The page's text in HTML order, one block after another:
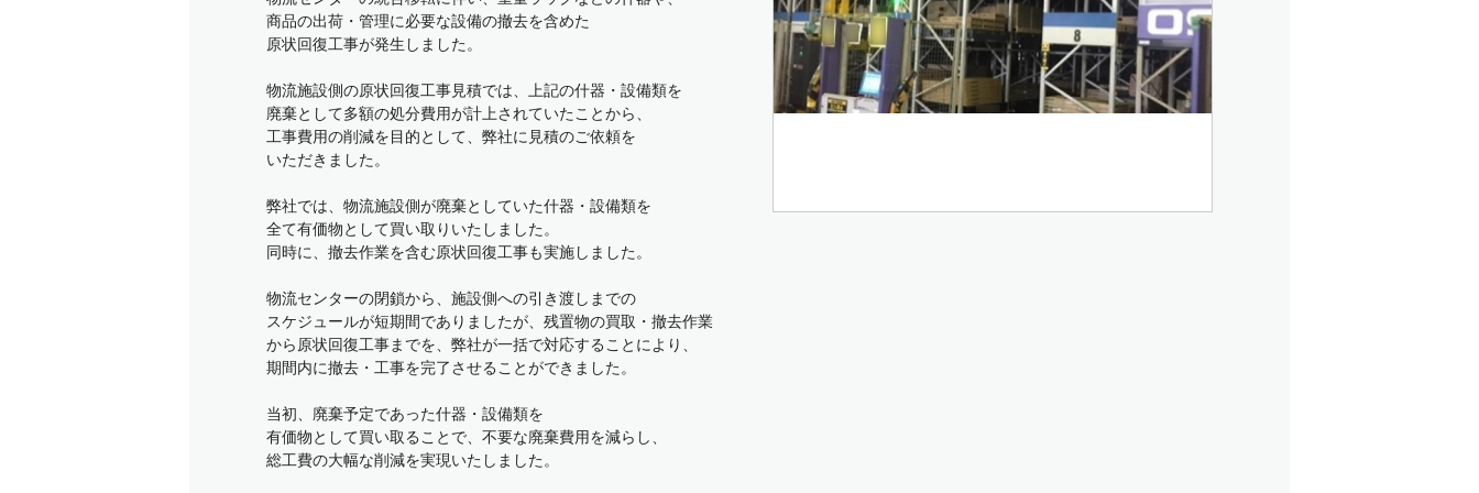
商品の出荷・管理に必要な設備の撤去を含めた
原状回復工事が発生しました。
物流施設側の原状回復工事見積では、上記の什器・設備類を
廃棄として多額の処分費用が計上されていたことから、
工事費用の削減を目的として、弊社に見積のご依頼を
いただきました。
弊社では、物流施設側が廃棄としていた什器・設備類を
全て有価物として買い取りいたしました。
同時に、撤去作業を含む原状回復工事も実施しました。
物流センターの閉鎖から、施設側への引き渡しまでの
スケジュールが短期間でありましたが、残置物の買取・撤去作業
から原状回復工事までを、弊社が一括で対応することにより、
期間内に撤去・工事を完了させることができました。
当初、廃棄予定であった什器・設備類を
有価物として買い取ることで、不要な廃棄費用を減らし、
総工費の大幅な削減を実現いたしました。